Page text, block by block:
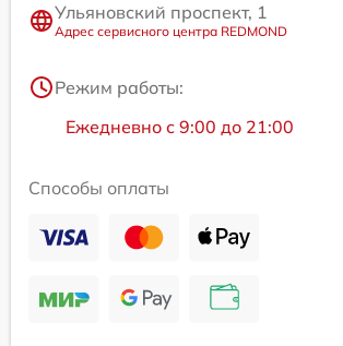
Ульяновский проспект, 1
Адрес сервисного центра REDMOND
Режим работы:
Ежедневно с 9:00 до 21:00
Способы оплаты